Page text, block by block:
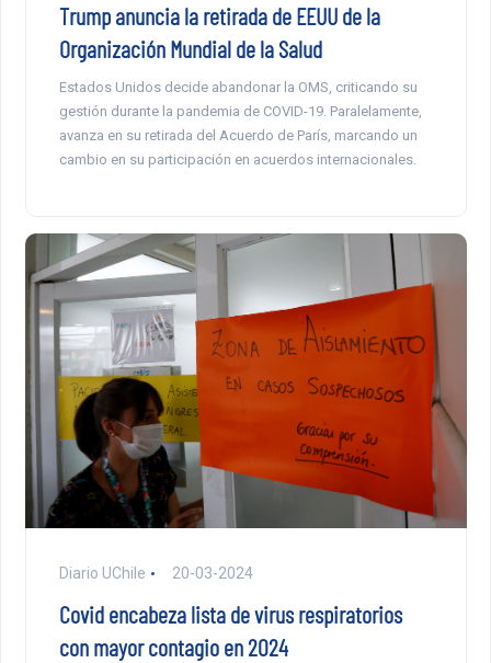
Trump anuncia la retirada de EEUU de la
Organización Mundial de la Salud
Estados Unidos decide abandonar la OMS, criticando su
gestión durante la pandemia de COVID-19. Paralelamente,
avanza en su retirada del Acuerdo de París, marcando un
cambio en su participación en acuerdos internacionales.
Diario UChile 20-03-2024
Covid encabeza lista de virus respiratorios
con mayor contagio en 2024